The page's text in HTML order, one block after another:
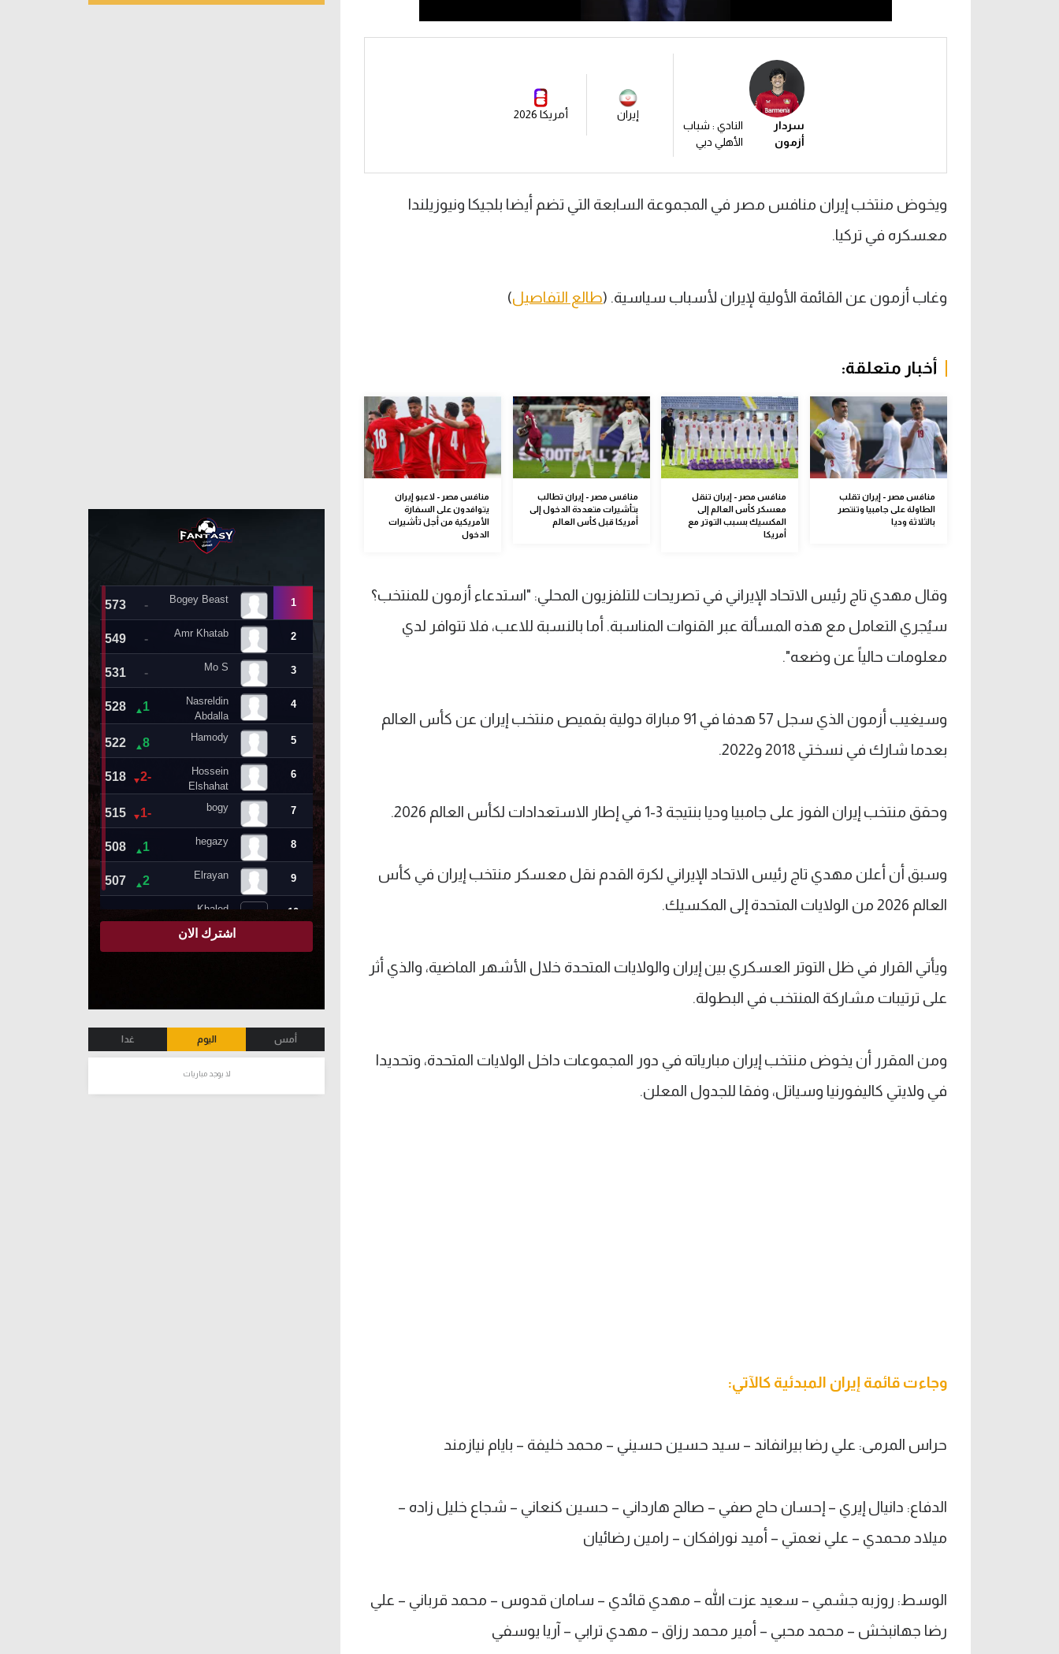
سردار
أزمون
النادي : شباب
الأهلي دبي
إيران أمريكا 2026
ويخوض منتخب إيران منافس مصر في المجموعة السابعة التي تضم أيضا بلجيكا ونيوزيلندا
معسكره في تركيا.
وغاب أزمون عن القائمة الأولية لإيران لأسباب سياسية. (طالع التفاصيل)
أخبار متعلقة:
منافس مصر - إيران تقلب
الطاولة على جامبيا وتنتصر
بالثلاثة وديا
منافس مصر - إيران تنقل
معسكر كأس العالم إلى
المكسيك بسبب التوتر مع
أمريكا
منافس مصر - إيران تطالب
بتأشيرات متعددة الدخول إلى
أمريكا قبل كأس العالم
منافس مصر - لاعبو إيران
يتوافدون على السفارة
الأمريكية من أجل تأشيرات
الدخول
وقال مهدي تاج رئيس الاتحاد الإيراني في تصريحات للتلفزيون المحلي: "استدعاء أزمون للمنتخب؟
سيُجري التعامل مع هذه المسألة عبر القنوات المناسبة. أما بالنسبة للاعب، فلا تتوافر لدي
معلومات حالياً عن وضعه".
وسيغيب أزمون الذي سجل 57 هدفا في 91 مباراة دولية بقميص منتخب إيران عن كأس العالم
بعدما شارك في نسختي 2018 و2022.
وحقق منتخب إيران الفوز على جامبيا وديا بنتيجة 3-1 في إطار الاستعدادات لكأس العالم 2026.
وسبق أن أعلن مهدي تاج رئيس الاتحاد الإيراني لكرة القدم نقل معسكر منتخب إيران في كأس
العالم 2026 من الولايات المتحدة إلى المكسيك.
ويأتي القرار في ظل التوتر العسكري بين إيران والولايات المتحدة خلال الأشهر الماضية، والذي أثر
على ترتيبات مشاركة المنتخب في البطولة.
ومن المقرر أن يخوض منتخب إيران مبارياته في دور المجموعات داخل الولايات المتحدة، وتحديدا
في ولايتي كاليفورنيا وسياتل، وفقا للجدول المعلن.
وجاءت قائمة إيران المبدئية كالآتي:
حراس المرمى: علي رضا بيرانفاند – سيد حسين حسيني – محمد خليفة – بايام نيازمند
الدفاع: دانيال إيري – إحسان حاج صفي – صالح هارداني – حسين كنعاني – شجاع خليل زاده –
ميلاد محمدي – علي نعمتي – أميد نورافكان – رامين رضائيان
الوسط: روزبه جشمي – سعيد عزت الله – مهدي قائدي – سامان قدوس – محمد قرباني – علي
رضا جهانبخش – محمد محبي – أمير محمد رزاق – مهدي ترابي – آريا يوسفي
أمس اليوم غدا
لا يوجد مباريات